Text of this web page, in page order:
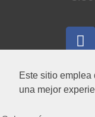
Este sitio
una mejor
F
a
e
b